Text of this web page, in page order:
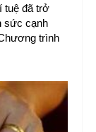
tuệ đã trở
sức cạnh
trình